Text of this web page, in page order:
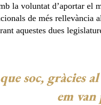
la voluntat d’aportar el
de més
aquestes dues
soc, gràcies
em van